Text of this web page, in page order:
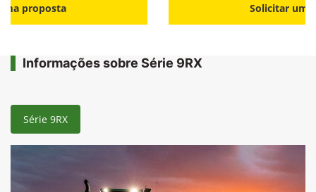
proposta Solicitar
Informações sobre Série 9RX
Série 9RX